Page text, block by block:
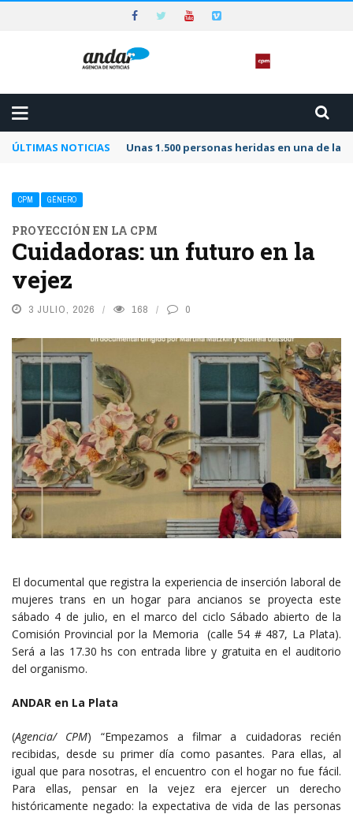
ÚLTIMAS NOTICIAS Unas 1.500 personas heridas en una de
CPM GÉNERO
PROYECCIÓN EN LA CPM
Cuidadoras: un futuro en la
vejez
3 JULIO, 2026 168 0
El documental que registra la experiencia de inserción laboral de
mujeres trans en un hogar para ancianos se proyecta este
sábado 4 de julio, en el marco del ciclo Sábado abierto de la
Comisión Provincial por la Memoria (calle 54 # 487, La Plata).
Será a las 17.30 hs con entrada libre y gratuita en el auditorio
del organismo.
ANDAR en La Plata
(Agencia/ CPM) “Empezamos a filmar a cuidadoras recién
recibidas, desde su primer día como pasantes. Para ellas, al
igual que para nosotras, el encuentro con el hogar no fue fácil.
Para ellas, pensar en la vejez era ejercer un derecho
históricamente negado: la expectativa de vida de las personas